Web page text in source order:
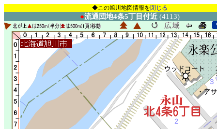
◆この旭川地図情報を閉じる
●流通団地4条5丁目付近 (4113)